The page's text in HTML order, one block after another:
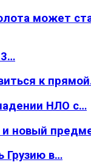
может
к
НЛО с…
и новый
Грузию в…